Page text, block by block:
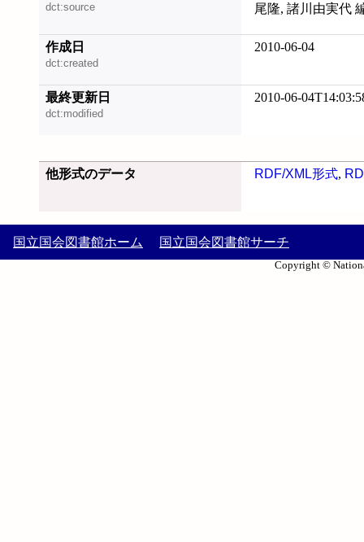
dct:source
尾隆, 諸川由実代
作成日
dct:created
2010-06-04
最終更新日
dct:modified
2010-06-
他形式のデータ RDF/XML形式,
国立国会図書館ホーム 国立国会図書館サーチ
Copyright ©